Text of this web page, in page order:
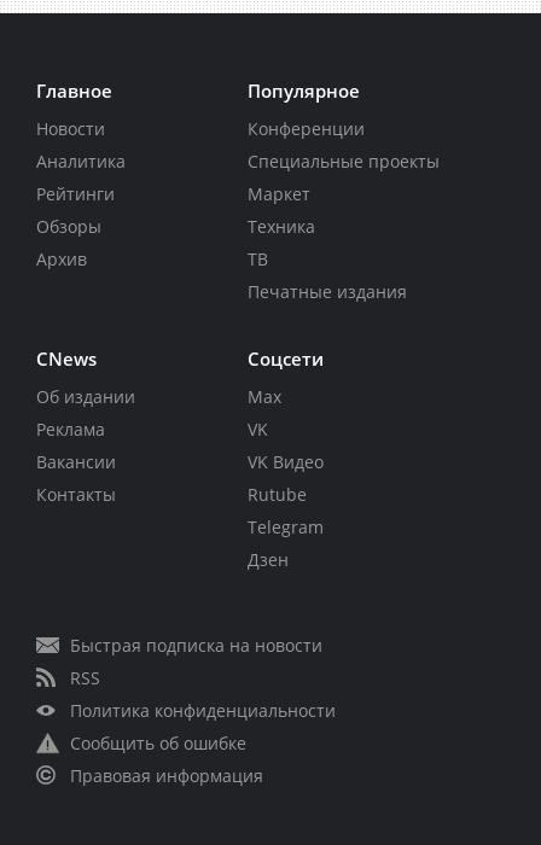
Главное
Новости
Аналитика
Рейтинги
Обзоры
Архив
Популярное
Конференции
Специальные проекты
Маркет
Техника
ТВ
Печатные издания
CNews
Об издании
Реклама
Вакансии
Контакты
Соцсети
Max
VK
VK Видео
Rutube
Telegram
Дзен
Быстрая подписка на новости
RSS
Политика конфиденциальности
Сообщить об ошибке
Правовая информация